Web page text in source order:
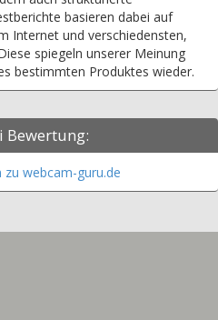
basieren dabei auf
Internet und verschiedensten,
spiegeln unserer Meinung
bestimmten Produktes wieder.
Bewertung: